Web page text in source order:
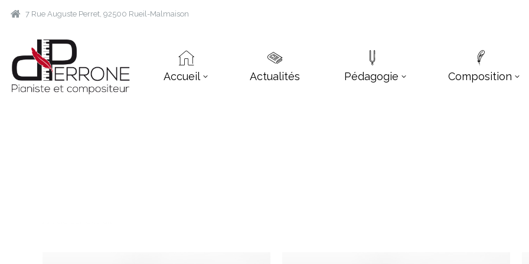
7 Rue Auguste Perret, 92500 Rueil-Malmaison
Accueil Actualités Pédagogie Composition